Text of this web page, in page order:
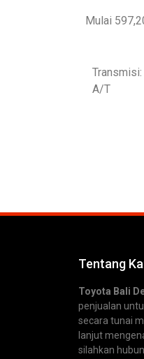
Mulai
Transmisi:
A/T
Tentang
Toyota Bali
penjualan
secara tunai
lanjut
silahkan